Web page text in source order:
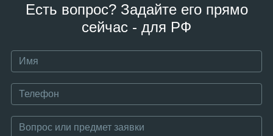
Есть вопрос? Задайте его прямо
сейчас - для РФ